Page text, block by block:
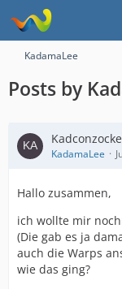
KadamaLee
Posts by
KadamaLee
Hallo zusammen,
ich wollte mir
(Die gab es ja
auch die Warps
wie das ging?